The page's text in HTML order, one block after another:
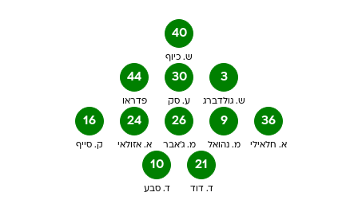
40
ש. כיוף
44
פדראו
30
ע. סק
3
ש. גולדברג
16
ק. סייף
24
א. אזולאי
26
מ. ג'אבר
9
מ. נהואל
36
א. חלאילי
10
ד. סבע
21
ד. דוד